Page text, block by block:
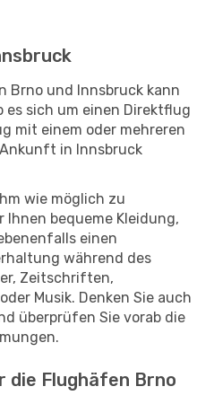
Brno und Innsbruck kann
es sich um einen Direktflug
mit einem oder mehreren
in Innsbruck
wie möglich zu
bequeme Kleidung,
einen
während des
Zeitschriften,
Musik. Denken Sie auch
überprüfen Sie vorab die
die Flughäfen Brno